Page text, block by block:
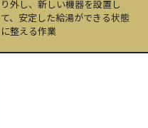
り外し、新しい機器を設置し
て、安定した給湯ができる状態
に整える作業